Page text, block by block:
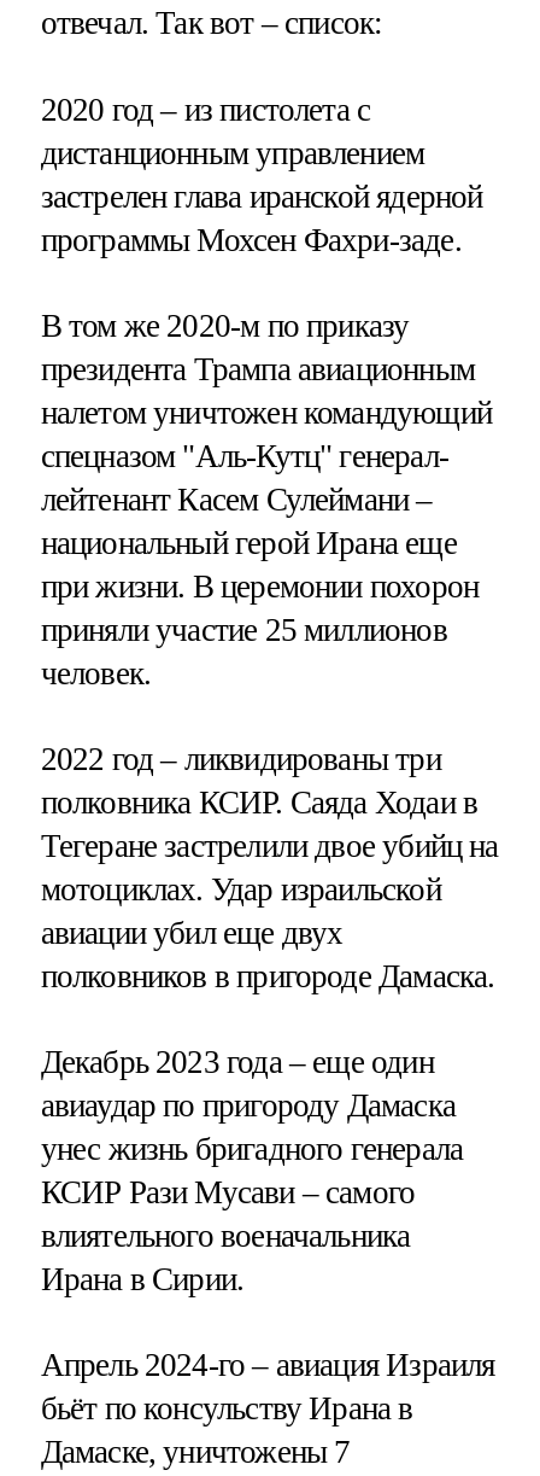
отвечал. Так вот – список:
2020 год – из пистолета с
дистанционным управлением
застрелен глава иранской ядерной
программы Мохсен Фахри-заде.
В том же 2020-м по приказу
президента Трампа авиационным
налетом уничтожен командующий
спецназом "Аль-Кутц" генерал-
лейтенант Касем Сулеймани –
национальный герой Ирана еще
при жизни. В церемонии похорон
приняли участие 25 миллионов
человек.
2022 год – ликвидированы три
полковника КСИР. Саяда Ходаи в
Тегеране застрелили двое убийц на
мотоциклах. Удар израильской
авиации убил еще двух
полковников в пригороде Дамаска.
Декабрь 2023 года – еще один
авиаудар по пригороду Дамаска
унес жизнь бригадного генерала
КСИР Рази Мусави – самого
влиятельного военачальника
Ирана в Сирии.
Апрель 2024-го – авиация Израиля
бьёт по консульству Ирана в
Дамаске, уничтожены 7